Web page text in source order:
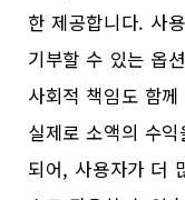
한 제공합니다. 사
기부할 수 있는 옵
사회적 책임도 함
실제로 소액의 수
되어, 사용자가 더